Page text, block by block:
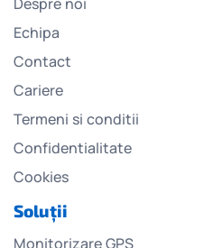
Echipa
Contact
Cariere
Termeni si conditii
Confidentialitate
Cookies
Soluții
Monitorizare GPS